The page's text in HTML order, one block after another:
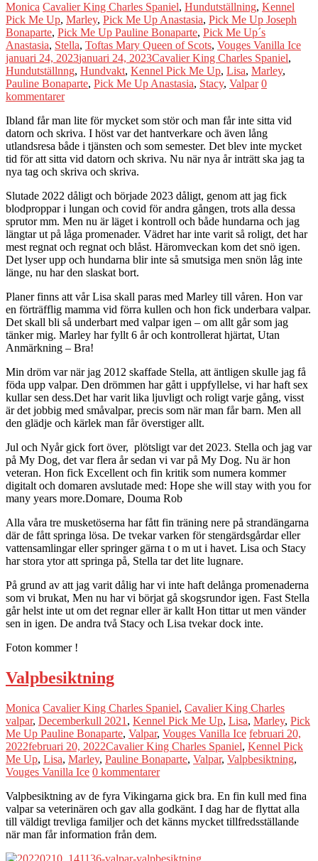
Monica Cavalier King Charles Spaniel, Hundutställning, Kennel
Pick Me Up, Marley, Pick Me Up Anastasia, Pick Me Up Joseph
Bonaparte, Pick Me Up Pauline Bonaparte, Pick Me Up´s
Anastasia, Stella, Toftas Mary Queen of Scots, Vouges Vanilla Ice
januari 24, 2023januari 24, 2023Cavalier King Charles Spaniel,
Hundutställnng, Hundvakt, Kennel Pick Me Up, Lisa, Marley,
Pauline Bonaparte, Pick Me Up Anastasia, Stacy, Valpar 0
kommentarer
Ibland får man lite för mycket som stör och man får inte sitta vid
datorn och skriva. I höst var det hantverkare och även lång
utlandsresa både i tjänsten och som semester. Det blev inte mycket
tid för att sitta vid datorn och skriva. Nu när nya år inträtt ska jag ta
nya tag och skriva och skriva.
Slutade 2022 dåligt och började 2023 dåligt, genom att jag fick
blodproppar i lungan och covid för andra gången, trots alla dessa
sprutor mm. Men nu är läget i kontroll och både hundarna och jag
längtar ut på låga promenader. Vädret har inte varit så roligt, det har
mest regnat och regnat och blåst. Häromveckan kom det snö igen.
Det lyser upp och hundarna blir inte så smutsiga men snön låg inte
länge, nu har den slaskat bort.
Planer finns att vår Lisa skall paras med Marley till våren. Hon var
en förträfflig mamma vid förra kullen och hon fick underbara valpar.
Det skall bli så underbart med valpar igen – om allt går som jag
tänker mig. Marley har fyllt 6 år och kontrollerat hjärtat, Utan
Anmärkning – Bra!
Min dröm var när jag 2012 skaffade Stella, att äntligen skulle jag få
föda upp valpar. Den drömmen har gått i uppfyllelse, vi har haft sex
kullar sen dess.Det har varit lika ljuvligt och roligt varje gång, visst
är det jobbig med småvalpar, precis som när man får barn. Men all
den glädje och kärlek man får överstiger allt.
Jul och Nyår gick fort över, plötsligt var det 2023. Stella och jag var
på My Dog, det var flera år sedan vi var på My Dog. Nu är hon
veteran. Hon fick Excellent och fin kritik som numera kommer
digitalt och domaren avslutade med: Hope she will stay with you for
many years more.Domare, Douma Rob
Alla våra tre musketöserna har fått fin träning nere på strandängarna
där de fått springa lösa. De tvekar varken för stengärdsgårdar eller
vattensamlingar eller springer gärna t o m ut i havet. Lisa och Stacy
har stora ytor att springa på, Stella tar det lite lugnare.
På grund av att jag varit dålig har vi inte haft delånga promenaderna
som vi brukat, Men nu har vi börjat gå skogsrundor igen. Fast Stella
går helst inte ut om det regnar eller är kallt Hon tittar ut men vänder
sen in igen. De andra två Stacy och Lisa tvekar dock inte.
Foton kommer !
Valpbesiktning
Monica Cavalier King Charles Spaniel, Cavalier King Charles
valpar, Decemberkull 2021 , Kennel Pick Me Up, Lisa, Marley, Pick
Me Up Pauline Bonaparte, Valpar, Vouges Vanilla Ice februari 20,
2022februari 20, 2022Cavalier King Charles Spaniel, Kennel Pick
Me Up, Lisa, Marley, Pauline Bonaparte, Valpar, Valpbesiktning,
Vouges Vanilla Ice 0 kommentarer
Valpbesiktning av de fyra Vikingarna gick bra. En fin kull med fina
valpar sa veterinären och gav alla godkänt. I dag har de flyttat alla
till väldigt trevliga familjer och det känns mycket tillfredsställande
när man får information från dem.